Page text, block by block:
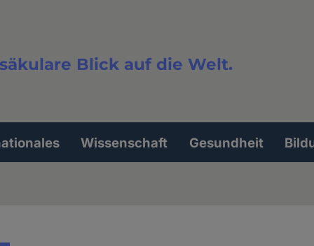
Blick auf die Welt.
Wissenschaft Gesundheit